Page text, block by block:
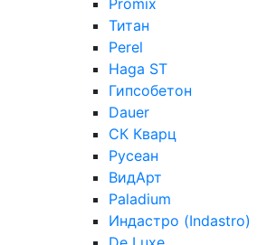
Promix
Титан
Perel
Haga ST
Гипсобетон
Dauer
СК Кварц
Русеан
ВидАрт
Paladium
Индастро (Indastro)